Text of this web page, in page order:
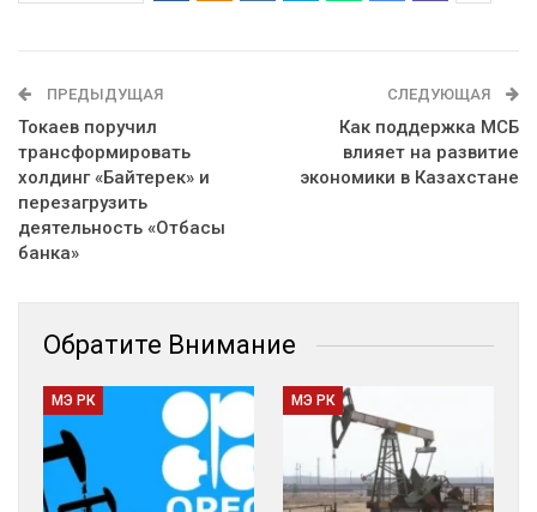
ПРЕДЫДУЩАЯ
Токаев поручил
трансформировать
холдинг «Байтерек» и
перезагрузить
деятельность «Отбасы
банка»
СЛЕДУЮЩАЯ
Как поддержка МСБ
влияет на развитие
экономики в Казахстане
Обратите Внимание
МЭ РК МЭ РК